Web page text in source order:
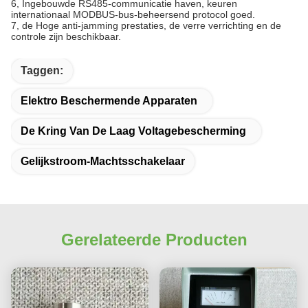
6, Ingebouwde RS485-communicatie haven, keuren
internationaal MODBUS-bus-beheersend protocol goed.
7, de Hoge anti-jamming prestaties, de verre verrichting en de
controle zijn beschikbaar.
Taggen:
Elektro Beschermende Apparaten
De Kring Van De Laag Voltagebescherming
Gelijkstroom-Machtsschakelaar
Gerelateerde Producten